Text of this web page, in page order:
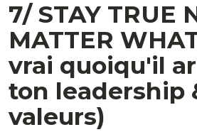
7/ STAY TRUE
MATTER
vrai quoiqu'il
ton leadership
valeurs)